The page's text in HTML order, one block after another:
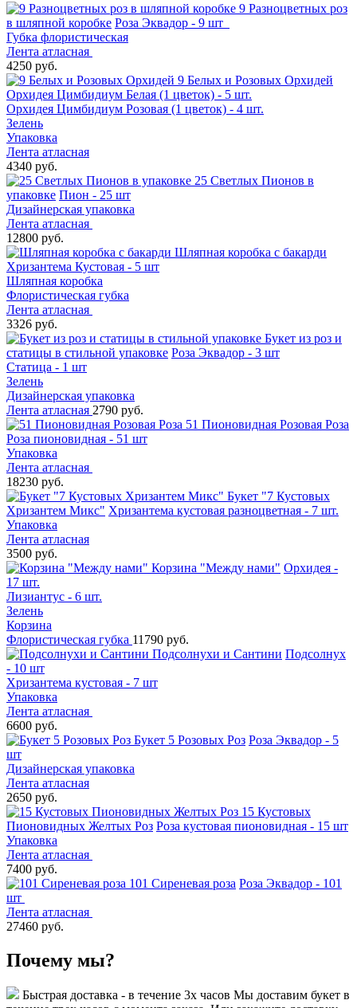
9 Разноцветных роз
в шляпной коробке Роза Эквадор - 9 шт
Губка флористическая
Лента атласная
4250 руб.
9 Белых и Розовых Орхидей
Орхидея Цимбидиум Белая (1 цветок) - 5 шт.
Орхидея Цимбидиум Розовая (1 цветок) - 4 шт.
Зелень
Упаковка
Лента атласная
4340 руб.
25 Светлых Пионов в
упаковке Пион - 25 шт
Дизайнерская упаковка
Лента атласная
12800 руб.
Шляпная коробка с бакарди
Хризантема Кустовая - 5 шт
Шляпная коробка
Флористическая губка
Лента атласная
3326 руб.
Букет из роз и
статицы в стильной упаковке Роза Эквадор - 3 шт
Статица - 1 шт
Зелень
Дизайнерская упаковка
Лента атласная 2790 руб.
51 Пионовидная Розовая Роза
Роза пионовидная - 51 шт
Упаковка
Лента атласная
18230 руб.
Букет "7 Кустовых
Хризантем Микс" Хризантема кустовая разноцветная - 7 шт.
Упаковка
Лента атласная
3500 руб.
Корзина "Между нами" Орхидея -
17 шт.
Лизиантус - 6 шт.
Зелень
Корзина
Флористическая губка 11790 руб.
Подсолнухи и Сантини Подсолнух
- 10 шт
Хризантема кустовая - 7 шт
Упаковка
Лента атласная
6600 руб.
Букет 5 Розовых Роз Роза Эквадор - 5
шт
Дизайнерская упаковка
Лента атласная
2650 руб.
15 Кустовых
Пионовидных Желтых Роз Роза кустовая пионовидная - 15 шт
Упаковка
Лента атласная
7400 руб.
101 Сиреневая роза Роза Эквадор - 101
шт
Лента атласная
27460 руб.
Почему мы?
Быстрая доставка - в течение 3х часов Мы доставим букет в